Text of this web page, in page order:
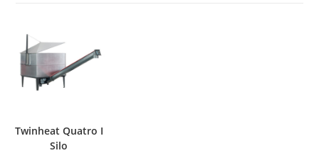
Twinheat Quatro I
Silo